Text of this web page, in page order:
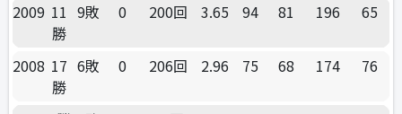
2009 11
勝
9敗 0 200回 3.65 94 81 196 65
2008 17
勝
6敗 0 206回 2.96 75 68 174 76